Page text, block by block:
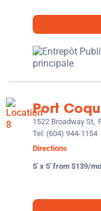
Port
1522 Broadway St,
Tel: (604) 944-1154
Directions
5' x 5' from $139/